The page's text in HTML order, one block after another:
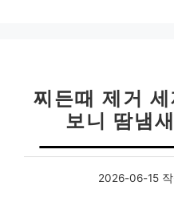
찌든때 제거
보니 땀냄
2026-06-15